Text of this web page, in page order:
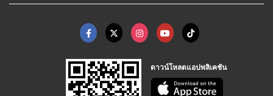
ดาวน์โหลดแอปพลิเคชัน